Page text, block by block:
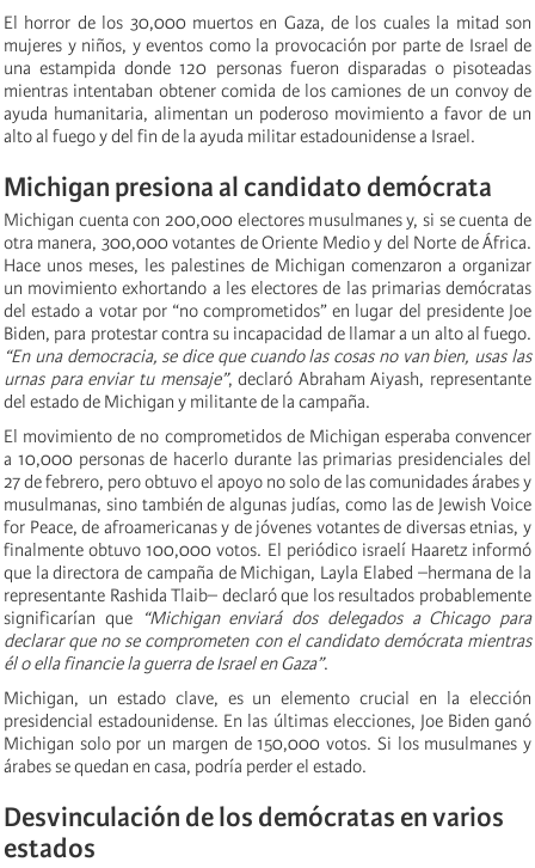
El horror de los 30,000 muertos en Gaza, de los cuales la mitad son
mujeres y niños, y eventos como la provocación por parte de Israel de
una estampida donde 120 personas fueron disparadas o pisoteadas
mientras intentaban obtener comida de los camiones de un convoy de
ayuda humanitaria, alimentan un poderoso movimiento a favor de un
alto al fuego y del fin de la ayuda militar estadounidense a Israel.
Michigan presiona al candidato demócrata
Michigan cuenta con 200,000 electores musulmanes y, si se cuenta de
otra manera, 300,000 votantes de Oriente Medio y del Norte de África.
Hace unos meses, les palestines de Michigan comenzaron a organizar
un movimiento exhortando a les electores de las primarias demócratas
del estado a votar por “no comprometidos” en lugar del presidente Joe
Biden, para protestar contra su incapacidad de llamar a un alto al fuego.
“En una democracia, se dice que cuando las cosas no van bien, usas las
urnas para enviar tu mensaje”, declaró Abraham Aiyash, representante
del estado de Michigan y militante de la campaña.
El movimiento de no comprometidos de Michigan esperaba convencer
a 10,000 personas de hacerlo durante las primarias presidenciales del
27 de febrero, pero obtuvo el apoyo no solo de las comunidades árabes y
musulmanas, sino también de algunas judías, como las de Jewish Voice
for Peace, de afroamericanas y de jóvenes votantes de diversas etnias, y
finalmente obtuvo 100,000 votos. El periódico israelí Haaretz informó
que la directora de campaña de Michigan, Layla Elabed –hermana de la
representante Rashida Tlaib– declaró que los resultados probablemente
significarían que
“Michigan enviará dos delegados a Chicago para
declarar que no se comprometen con el candidato demócrata mientras
él o ella financie la guerra de Israel en Gaza”.
Michigan, un estado clave, es un elemento crucial en la elección
presidencial estadounidense. En las últimas elecciones, Joe Biden ganó
Michigan solo por un margen de 150,000 votos. Si los musulmanes y
árabes se quedan en casa, podría perder el estado.
Desvinculación de los demócratas en varios
estados